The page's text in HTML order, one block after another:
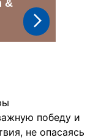
победу и
не опасаясь